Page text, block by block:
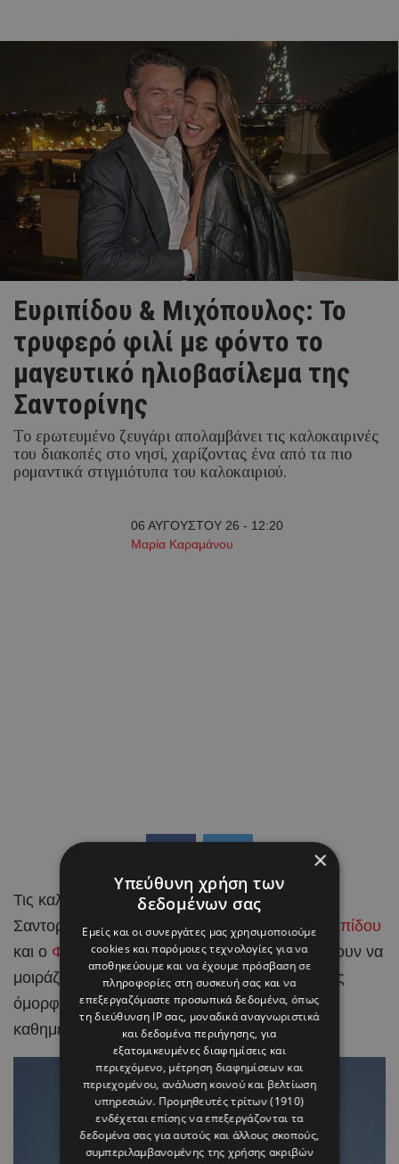
Ευριπίδου & Μιχόπουλος: Το
τρυφερό φιλί με φόντο το
μαγευτικό ηλιοβασίλεμα της
Σαντορίνης
Το ερωτευμένο ζευγάρι απολαμβάνει τις καλοκαιρινές
του διακοπές στο νησί, χαρίζοντας ένα από τα πιο
ρομαντικά στιγμιότυπα του καλοκαιριού.
06 ΑΥΓΟΥΣΤΟΥ 26 - 12:20
Μαρία Καραμάνου
Τις καλοκαιρινές τους διακοπές στη μαγευτική
Σαντορίνη απολαμβάνουν η
Κωνσταντίνα Ευριπίδου
και ο Φίλιππος Μιχόπουλος, οι οποίοι συνεχίζουν να
μοιράζονται με τους διαδικτυακούς τους φίλους
όμορφες στιγμές από την κοινή τους
καθημερινότητα.
×
Υπεύθυνη χρήση των
δεδομένων σας
Εμείς και οι συνεργάτες μας χρησιμοποιούμε
cookies και παρόμοιες τεχνολογίες για να
αποθηκεύουμε και να έχουμε πρόσβαση σε
πληροφορίες στη συσκευή σας και να
επεξεργαζόμαστε προσωπικά δεδομένα, όπως
τη διεύθυνση IP σας, μοναδικά αναγνωριστικά
και δεδομένα περιήγησης, για
εξατομικευμένες διαφημίσεις και
περιεχόμενο, μέτρηση διαφημίσεων και
περιεχομένου, ανάλυση κοινού και βελτίωση
υπηρεσιών. Προμηθευτές τρίτων (1910)
ενδέχεται επίσης να επεξεργάζονται τα
δεδομένα σας για αυτούς και άλλους σκοπούς,
συμπεριλαμβανομένης της χρήσης ακριβών